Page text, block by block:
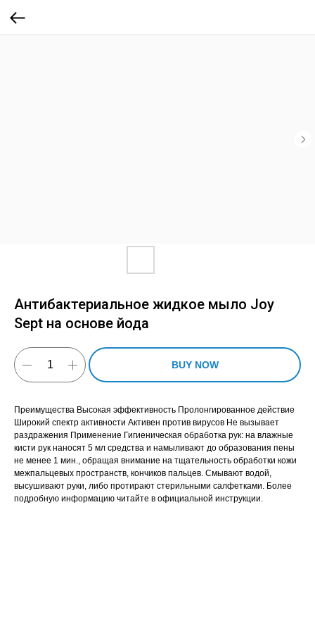
Антибактериальное жидкое мыло Joy
Sept на основе йода
BUY NOW
Преимущества Высокая эффективность Пролонгированное действие
Широкий спектр активности Активен против вирусов Не вызывает
раздражения Применение Гигиеническая обработка рук: на влажные
кисти рук наносят 5 мл средства и намыливают до образования пены
не менее 1 мин., обращая внимание на тщательность обработки кожи
межпальцевых пространств, кончиков пальцев. Смывают водой,
высушивают руки, либо протирают стерильными салфетками. Более
подробную информацию читайте в официальной инструкции.